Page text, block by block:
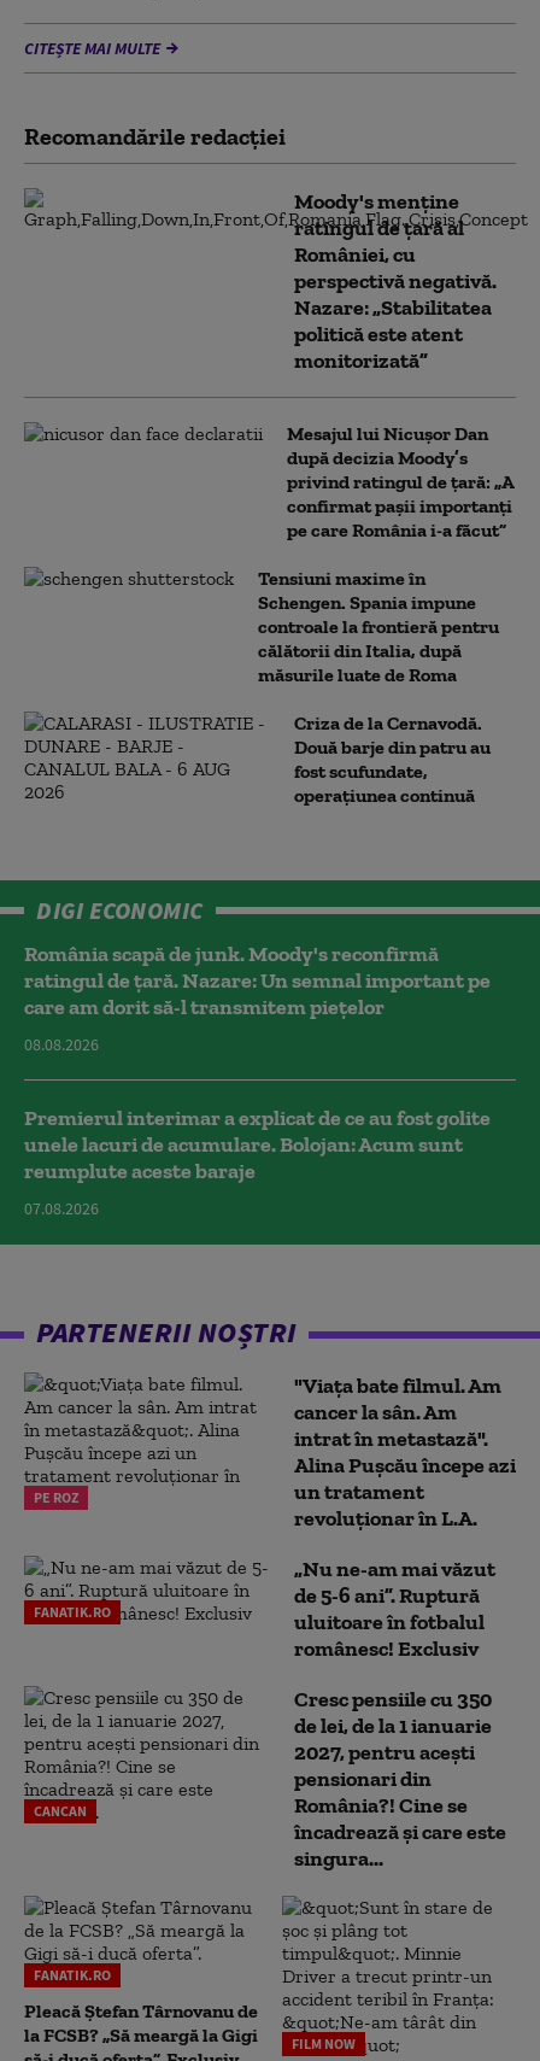
CITEȘTE MAI MULTE
Recomandările redacţiei
Moody's menține
ratingul de țară al
României, cu
perspectivă negativă.
Nazare: „Stabilitatea
politică este atent
monitorizată”
Mesajul lui Nicușor Dan
după decizia Moody’s
privind ratingul de țară: „A
confirmat pașii importanți
pe care România i-a făcut”
Tensiuni maxime în
Schengen. Spania impune
controale la frontieră pentru
călătorii din Italia, după
măsurile luate de Roma
Criza de la Cernavodă.
Două barje din patru au
fost scufundate,
operațiunea continuă
DIGI ECONOMIC
România scapă de junk. Moody's reconfirmă
ratingul de țară. Nazare: Un semnal important pe
care am dorit să-l transmitem piețelor
08.08.2026
Premierul interimar a explicat de ce au fost golite
unele lacuri de acumulare. Bolojan: Acum sunt
reumplute aceste baraje
07.08.2026
PARTENERII NOȘTRI
PE ROZ
"Viața bate filmul. Am
cancer la sân. Am
intrat în metastază".
Alina Pușcău începe azi
un tratament
revoluționar în L.A.
FANATIK.RO
„Nu ne-am mai văzut
de 5-6 ani”. Ruptură
uluitoare în fotbalul
românesc! Exclusiv
CANCAN
Cresc pensiile cu 350
de lei, de la 1 ianuarie
2027, pentru acești
pensionari din
România?! Cine se
încadrează și care este
singura...
FANATIK.RO
Pleacă Ștefan Târnovanu de
la FCSB? „Să meargă la Gigi
FILM NOW